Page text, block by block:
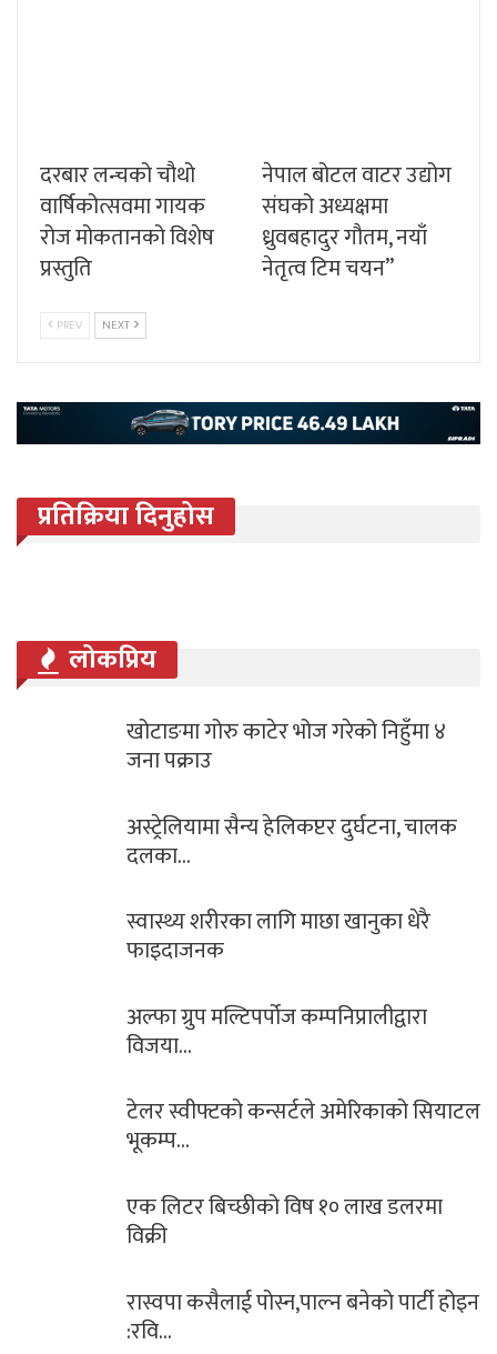
दरबार लन्चको चौथो
वार्षिकोत्सवमा गायक
रोज मोकतानको विशेष
प्रस्तुति
नेपाल बोटल वाटर उद्योग
संघको अध्यक्षमा
ध्रुवबहादुर गौतम, नयाँ
नेतृत्व टिम चयन”
PREV NEXT
प्रतिक्रिया दिनुहोस
लोकप्रिय
खोटाङमा गोरु काटेर भोज गरेको निहुँमा ४
जना पक्राउ
अस्ट्रेलियामा सैन्य हेलिकप्टर दुर्घटना, चालक
दलका…
स्वास्थ्य शरीरका लागि माछा खानुका धेरै
फाइदाजनक
अल्फा ग्रुप मल्टिपर्पोज कम्पनिप्रालीद्वारा
विजया…
टेलर स्वीफ्टको कन्सर्टले अमेरिकाको सियाटल
भूकम्प…
एक लिटर बिच्छीको विष १० लाख डलरमा
विक्री
रास्वपा कसैलाई पोस्न,पाल्न बनेको पार्टी होइन
:रवि…